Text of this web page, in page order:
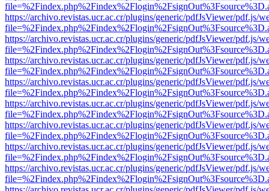
https://archivo.revistas.ucr.ac.cr/plugins/generic/pdfJsViewer/pdf.js/
https://archivo.revistas.ucr.ac.cr/plugins/generic/pdfJsViewer/pdf.js/
https://archivo.revistas.ucr.ac.cr/plugins/generic/pdfJsViewer/pdf.js/
https://archivo.revistas.ucr.ac.cr/plugins/generic/pdfJsViewer/pdf.js/
https://archivo.revistas.ucr.ac.cr/plugins/generic/pdfJsViewer/pdf.js/
https://archivo.revistas.ucr.ac.cr/plugins/generic/pdfJsViewer/pdf.js/
https://archivo.revistas.ucr.ac.cr/plugins/generic/pdfJsViewer/pdf.js/
https://archivo.revistas.ucr.ac.cr/plugins/generic/pdfJsViewer/pdf.js/